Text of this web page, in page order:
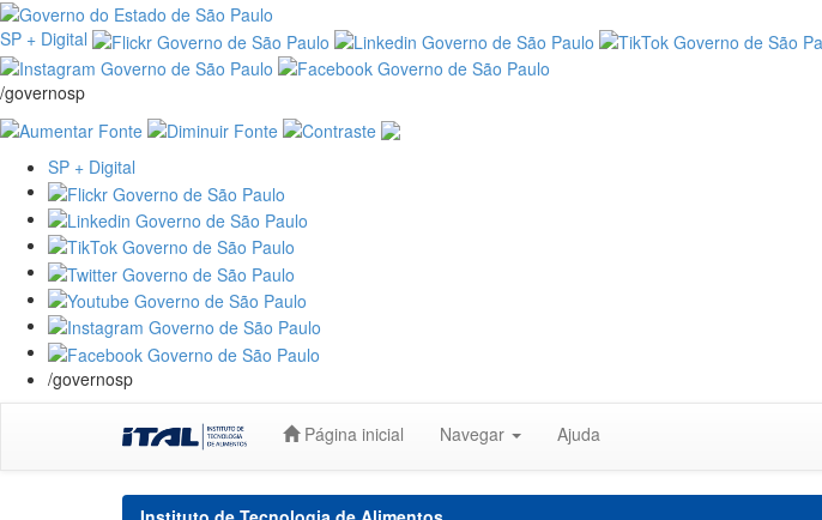
SP + Digital
/governosp
SP + Digital
/governosp
Página inicial Navegar Ajuda